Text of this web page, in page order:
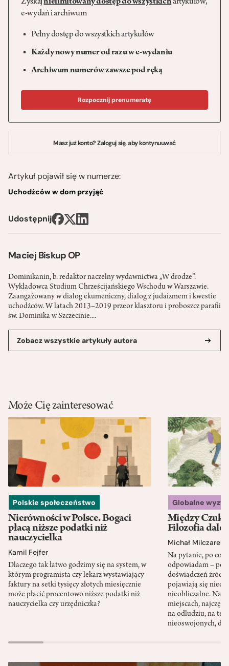
Maciej Biskup OP
Dominikanin, b. redaktor naczelny wydawnictwa „W drodze”.
Wykładowca Studium Chrześcijańskiego Wschodu w Warszawie.
Zaangażowany w dialog ekumeniczny, dialog z judaizmem i kwestie
uchodźców. W latach 2013–2019 przeor klasztoru i proboszcz parafii
św. Dominika w Szczecinie....
Zobacz wszystkie artykuły autora
Zyskajnielimitowany dostęp do wszystkichartykułów,
e-wydań i archiwum
Pełny dostęp do wszystkich artykułów
Każdy nowy numer od razu w e-wydaniu
Archiwum numerów zawsze pod ręką
Rozpocznij prenumeratę
Masz już konto? Zaloguj się, aby kontynuuwać
Artykuł pojawił się w numerze:
Uchodźców w dom przyjąć
Udostępnij
Może Cię zainteresować
Polskie społeczeństwo
Nierówności w Polsce. Bogaci
płacą niższe podatki niż
nauczycielka
Kamil Fejfer
Dlaczego tak łatwo godzimy się na system, w
którym programista czy lekarz wystawiający
faktury na setki tysięcy złotych miesięcznie
może płacić procentowo niższe podatki niż
nauczycielka czy urzędniczka?
Globalne
Między
Filozofia
Michał Milczarek
Na pytanie, po co
odpowiadam – po
doświadczeń
pojawiają się
nieobliczalne.
miejscach,
na odludziu, na
nieoswojonych,